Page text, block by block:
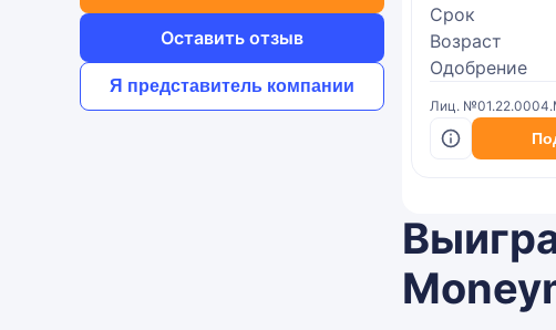
Оставить отзыв
Я представитель компании
Срок
Возраст
Одобрение
Лиц.